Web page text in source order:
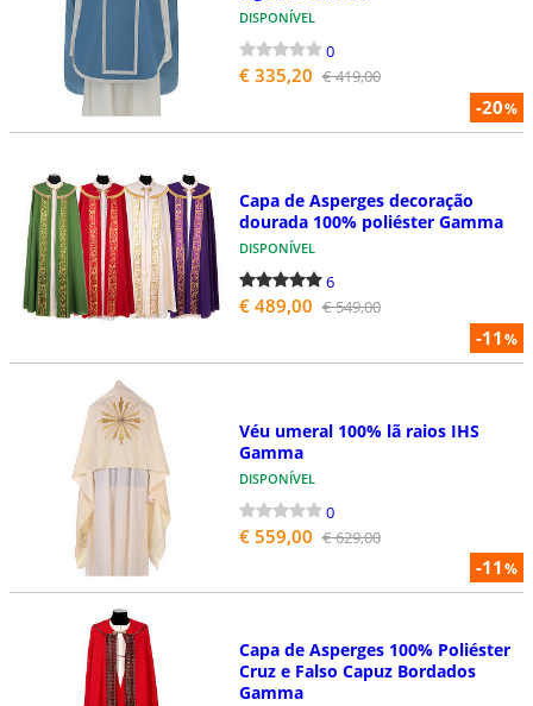
-20%
DISPONÍVEL
0
€ 335,20 € 419,00
-11%
Capa de Asperges decoração
dourada 100% poliéster Gamma
DISPONÍVEL
6
€ 489,00 € 549,00
-11%
Véu umeral 100% lã raios IHS
Gamma
DISPONÍVEL
0
€ 559,00 € 629,00
Capa de Asperges 100% Poliéster
Cruz e Falso Capuz Bordados
Gamma